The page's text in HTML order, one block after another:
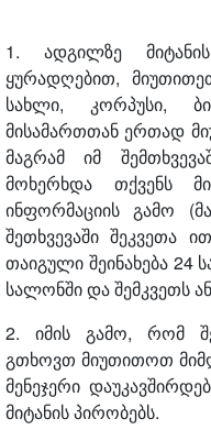
1. ადგილზე
ყურადღებით,
სახლი, კორპუსი,
მისამართთან ერთად
მაგრამ იმ
მოხერხდა თქვენს
ინფორმაციის გამო
შეთხვევაში შეკვეთა
თაიგული შეინახება 24
სალონში და შემკვეთს
2. იმის გამო, რომ
გთხოვთ მიუთითოთ
მენეჯერი
მიტანის პირობებს.